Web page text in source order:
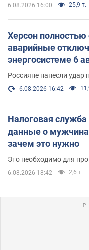
6.08.2026 16:00 25,9 т.
Херсон полностью
аварийные
энергосистеме 6
Россияне нанесли удар
6.08.2026 16:42
Налоговая
данные о
зачем это нужно
Это необходимо для
6.08.2026 18:42 2,6 т.